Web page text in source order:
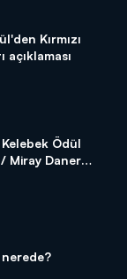
Kırmızı
açıklaması
Ödül
Miray Daner
nerede?